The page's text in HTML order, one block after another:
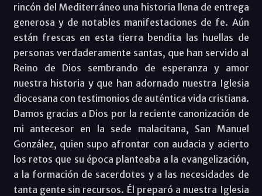
rincón del Mediterráneo una historia llena de entrega
generosa y de notables manifestaciones de fe. Aún
están frescas en esta tierra bendita las huellas de
personas verdaderamente santas, que han servido al
Reino de Dios sembrando de esperanza y amor
nuestra historia y que han adornado nuestra Iglesia
diocesana con testimonios de auténtica vida cristiana.
Damos gracias a Dios por la reciente canonización de
mi antecesor en la sede malacitana, San Manuel
González, quien supo afrontar con audacia y acierto
los retos que su época planteaba a la evangelización,
a la formación de sacerdotes y a las necesidades de
tanta gente sin recursos. Él preparó a nuestra Iglesia